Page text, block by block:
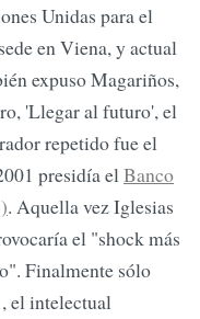
Unidas para el
en Viena, y actual
expuso Magariños,
'Llegar al futuro', el
repetido fue el
presidía elBanco
. Aquella vez Iglesias
el "shock más
Finalmente sólo
el intelectual